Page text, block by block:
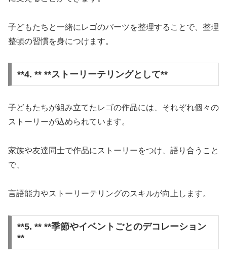
子どもたちと一緒にレゴのパーツを整理することで、整理
整頓の習慣を身につけます。
**4. ** **ストーリーテリングとして**
子どもたちが組み立てたレゴの作品には、それぞれ個々の
ストーリーが込められています。
家族や友達同士で作品にストーリーをつけ、語り合うこと
で、
言語能力やストーリーテリングのスキルが向上します。
**5. ** **季節やイベントごとのデコレーション
**